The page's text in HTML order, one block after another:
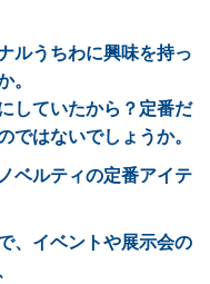
ルうちわに興味を持っ
。
していたから？定番だ
ではないでしょうか。
ベルティの定番アイテ
、イベントや展示会の